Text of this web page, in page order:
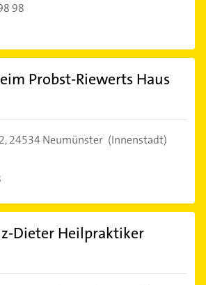
98
Probst-Riewerts Haus
24534 Neumünster (Innenstadt)
Dieter Heilpraktiker